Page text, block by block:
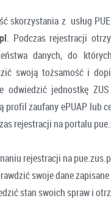
skorzystania z usług
. Podczas rejestracji
danych, do
swoją tożsamość i
odwiedzić jednostkę
profil zaufany ePUAP lub
rejestracji na portalu
rejestracji na
swoje dane
stan swoich spraw i